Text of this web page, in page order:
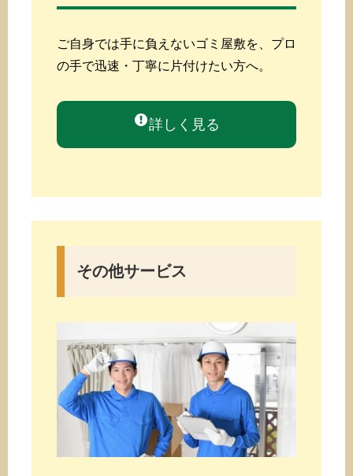
ご自身では手に負えないゴミ屋敷を、プロ
の手で迅速・丁寧に片付けたい方へ。
詳しく見る
その他サービス